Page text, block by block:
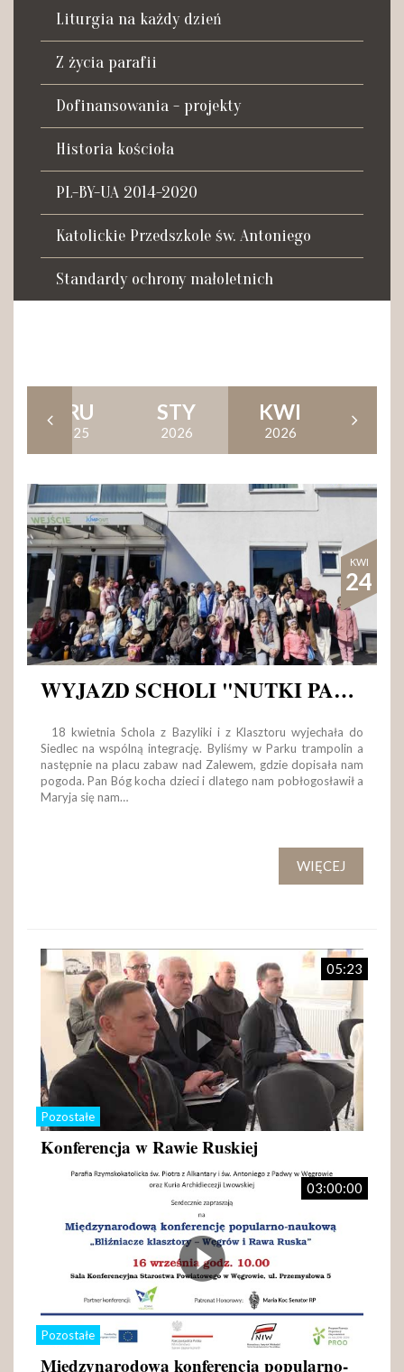
Zwiedzanie kościoła i ekspozycji muzealnej:
kustosz-przewodnik
Roman Postek + 48 667 684 406
Parafia św. Piotra z Alkantary
i św. Antoniego z Padwy
Tadeusza Kościuszki 27a
07-100 Węgrów
e-mail:rkosk@op.pl; wegrow.klasztor@drohiczynska.pl
Numer konta:
59 9236 0008 0012 8645 2000 0010
Liturgia na każdy dzień
Z życia parafii
Dofinansowania - projekty
Historia kościoła
PL-BY-UA 2014-2020
Katolickie Przedszkole św. Antoniego
Standardy ochrony małoletnich
GRU
2025
STY
2026
KWI
2026
KWI
24
WYJAZD SCHOLI "NUTKI PANA" DO SIEDLEC
18 kwietnia Schola z Bazyliki i z Klasztoru wyjechała do
Siedlec na wspólną integrację. Byliśmy w Parku trampolin a
następnie na placu zabaw nad Zalewem, gdzie dopisała nam
pogoda. Pan Bóg kocha dzieci i dlatego nam pobłogosławił a
Maryja się nam…
WIĘCEJ
Pozostałe
05:23
Konferencja w Rawie Ruskiej
Pozostałe
03:00:00
Międzynarodowa konferencja popularno-